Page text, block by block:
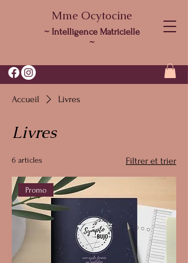
Mme Ocytocine
~ Intelligence Matricielle
~
Accueil Livres
Livres
6 articles Filtrer et trier
Promo